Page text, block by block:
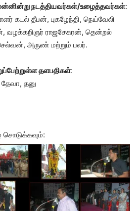
நடத்தியவர்கள்/உழைத்தவர்கள்:
கடல் தீபன், புகழேந்தி, நெய்வேலி
வழக்கறிஞர் ராஜசேகரன், தென்றல்
அருண் மற்றும் பலர்.
தளபதிகள்:
தனு